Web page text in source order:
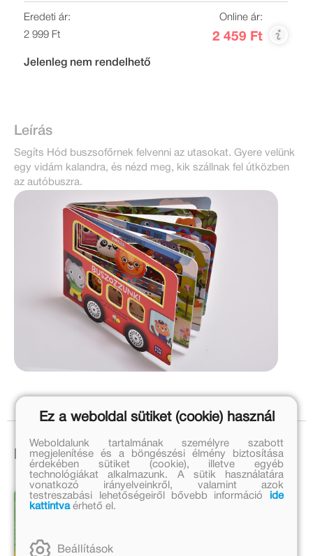
Eredeti ár:
2 999 Ft
Online ár:
2 459 Ft
Jelenleg nem rendelhető
Leírás
Segíts Hód buszsofőrnek felvenni az utasokat. Gyere velünk
egy vidám kalandra, és nézd meg, kik szállnak fel útközben
az autóbuszra.
Ezek is érdekelhetnek!
Ez a weboldal sütiket (cookie) használ
Weboldalunk tartalmának személyre szabott
megjelenítése és a böngészési élmény biztosítása
érdekében sütiket (cookie), illetve egyéb
technológiákat alkalmazunk. A sütik használatára
vonatkozó irányelveinkről, valamint azok
testreszabási lehetőségeiről bővebb információ
ide
kattintvaérhető el.
Beállítások